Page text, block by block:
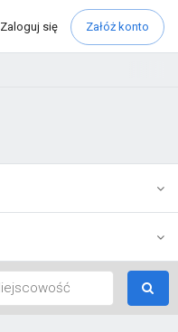
Zaloguj się Załóż konto